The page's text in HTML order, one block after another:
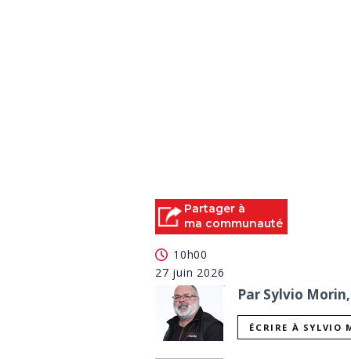
Partager à
ma communauté
10h00
27 juin 2026
Par Sylvio
ÉCRIRE À SYLVIO